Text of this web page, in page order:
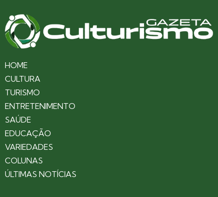
HOME
CULTURA
TURISMO
ENTRETENIMENTO
SAÚDE
EDUCAÇÃO
VARIEDADES
COLUNAS
ÚLTIMAS NOTÍCIAS